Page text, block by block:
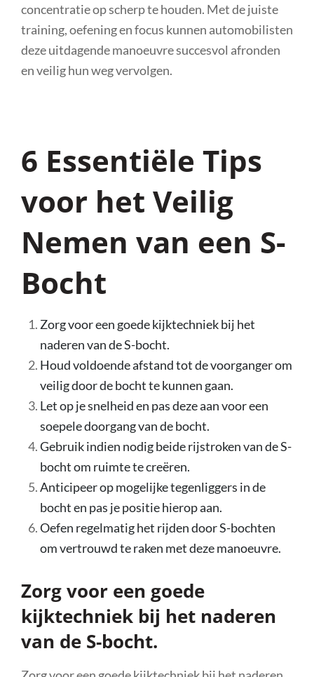
concentratie op scherp te houden. Met de juiste
training, oefening en focus kunnen automobilisten
deze uitdagende manoeuvre succesvol afronden
en veilig hun weg vervolgen.
6 Essentiële Tips
voor het Veilig
Nemen van een S-
Bocht
Zorg voor een goede kijktechniek bij het
naderen van de S-bocht.
Houd voldoende afstand tot de voorganger om
veilig door de bocht te kunnen gaan.
Let op je snelheid en pas deze aan voor een
soepele doorgang van de bocht.
Gebruik indien nodig beide rijstroken van de S-
bocht om ruimte te creëren.
Anticipeer op mogelijke tegenliggers in de
bocht en pas je positie hierop aan.
Oefen regelmatig het rijden door S-bochten
om vertrouwd te raken met deze manoeuvre.
Zorg voor een goede
kijktechniek bij het naderen
van de S-bocht.